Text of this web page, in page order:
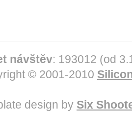
návštěv: 193012 (od
© 2001-2010
design by Six